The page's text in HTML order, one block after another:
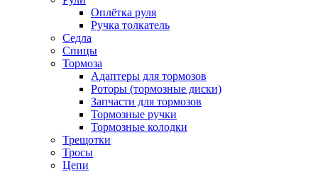
Оплётка руля
Ручка толкатель
Седла
Спицы
Тормоза
Адаптеры для тормозов
Роторы (тормозные диски)
Запчасти для тормозов
Тормозные ручки
Тормозные колодки
Трещотки
Тросы
Цепи